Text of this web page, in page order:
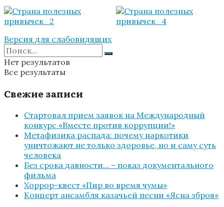
Версия для слабовидящих
Нет результатов
Все результаты
Свежие записи
Стартовал прием заявок на Международный
конкурс «Вместе против коррупции!»
Метафизика распада: почему наркотики
уничтожают не только здоровье, но и саму суть
человека
Без срока давности… – показ документального
фильма
Хоррор-квест «Пир во время чумы»
Концерт ансамбля казачьей песни «Ясна зброя»